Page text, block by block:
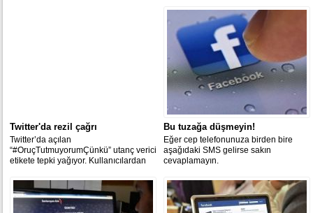
Twitter'da rezil çağrı
Twitter’da açılan
“#OruçTutmuyorumÇünkü” utanç verici
etikete tepki yağıyor. Kullanıcılardan
senin görevin”, “Bizi dünyaya rezil
ettiniz”, “Oruç hayvanlara da farz değil”
şeklinde tepkiler geldi.
Bu tuzağa düşmeyin!
Eğer cep telefonunuza birden bire
aşağıdaki SMS gelirse sakın
cevaplamayın.